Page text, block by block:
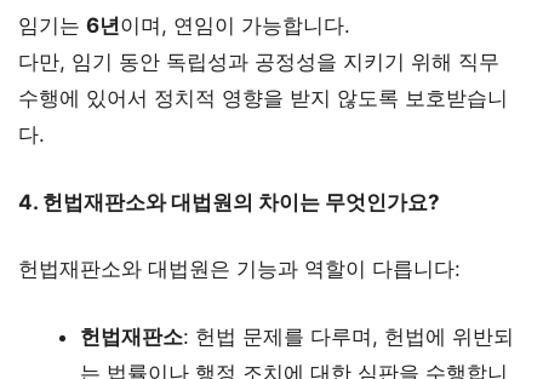
임기는 6년이며, 연임이 가능합니다.
다만, 임기 동안 독립성과 공정성을 지키기 위해 직무
수행에 있어서 정치적 영향을 받지 않도록 보호받습니
다.
4. 헌법재판소와 대법원의 차이는 무엇인가요?
헌법재판소와 대법원은 기능과 역할이 다릅니다:
헌법재판소: 헌법 문제를 다루며, 헌법에 위반되
는 법률이나 행정 조치에 대한 심판을 수행합니